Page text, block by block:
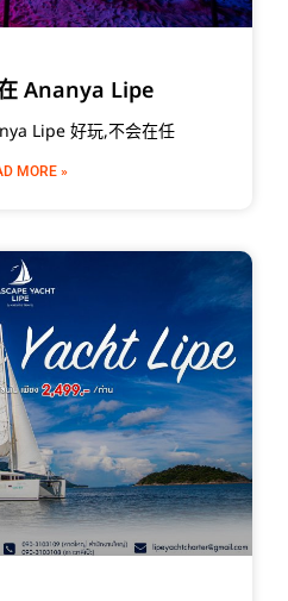
Ananya Lipe
Lipe 好玩,不会在任
MORE »